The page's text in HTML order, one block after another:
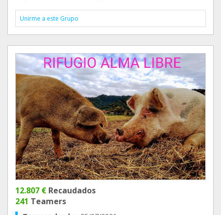
Unirme a este Grupo
12.807 € Recaudados
241 Teamers